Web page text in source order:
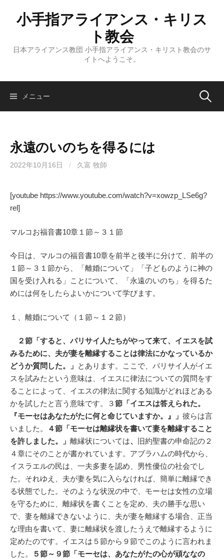
ス
小手指アライアンス・キリス
ト教会
日本アライアンス教団 小手指アライアンス・キリスト教会のサ
イトへようこそ。
メニュー 検
永遠のいのちを得るには
2022年10月16日 / 久富 牧師
[youtube https://www.youtube.com/watch?v=xowzp_LSe6g?
rel]
マルコお福音書10章１節～３１節
今日は、マルコの福音書10章を前半と後半に分けて、前半の
１節～３１節から、「離婚について」「子どものように神の
国を受け入れる」ことについて、「永遠のいのち」を得るた
めには何をしたらよいかについて学びます。
１、離婚について（１節～１２節）
２節「すると、パリサイ人たちがやって来て、イエスを試
みるために、夫が妻を離縁することは律法にかなっているか
どうか質問した。」 とあります。ここで、パリサイ人がイエ
スを試みたという意味は、イエスに律法についての質問をす
ることによって、イエスの律法に関する知識がどれほどある
かを試したと言う意味です。３節「イエスは答えられた。
『モーセはあなたがたに何と命じていますか。』」 彼らは言
いました。
４節「モーセは離縁状を書いて妻を離縁すること
を許しました。」 離縁状については、
旧約聖書の申命記の２
４章にそのことが書かれています。アブラハムの時代から、
イスラエルの民は、一夫多妻を認め、男性優位の社会でし
た。それゆえ、夫が妻を気に入らなければ、簡単に離縁でき
る状態でした。そのような状況の中で、モーセは女性の立場
を守るために、離縁状を書くことを定め、夫の勝手な思い
で、妻を離縁できないように、夫が妻を離縁する場合、正当
な理由を書いて、妻に離縁状を渡したうえで離縁するように
定めたのです。イエスは５節から９節でこのように言われま
した。
５節～９節「モーセは、あなたがたの心が頑ななの